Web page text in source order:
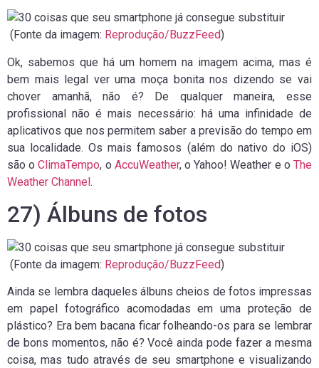
(Fonte da imagem: Reprodução/BuzzFeed)
Ok, sabemos que há um homem na imagem acima, mas é
bem mais legal ver uma moça bonita nos dizendo se vai
chover amanhã, não é? De qualquer maneira, esse
profissional não é mais necessário: há uma infinidade de
aplicativos que nos permitem saber a previsão do tempo em
sua localidade. Os mais famosos (além do nativo do iOS)
são oClimaTempo, o AccuWeather, o Yahoo! Weather e oThe
Weather Channel.
27) Álbuns de fotos
(Fonte da imagem: Reprodução/BuzzFeed)
Ainda se lembra daqueles álbuns cheios de fotos impressas
em papel fotográfico acomodadas em uma proteção de
plástico? Era bem bacana ficar folheando-os para se lembrar
de bons momentos, não é? Você ainda pode fazer a mesma
coisa, mas tudo através de seu smartphone e visualizando